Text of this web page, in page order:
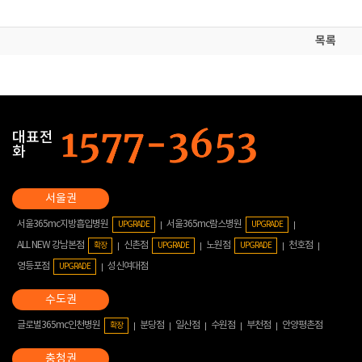
목록
대표전
화
서울365mc지방흡입병원 UPGRADE 서울365mc람스병원 UPGRADE
ALL NEW 강남본점 확장 신촌점 UPGRADE 노원점 UPGRADE
천호점
영등포점
UPGRADE 성신여대점
글로벌365mc인천병원 확장 분당점 일산점 수원점 부천점 안양평촌점